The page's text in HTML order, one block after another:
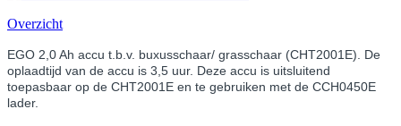
Overzicht
EGO 2,0 Ah accu t.b.v. buxusschaar/ grasschaar (CHT2001E). De
oplaadtijd van de accu is 3,5 uur. Deze accu is uitsluitend
toepasbaar op de CHT2001E en te gebruiken met de CCH0450E
lader.